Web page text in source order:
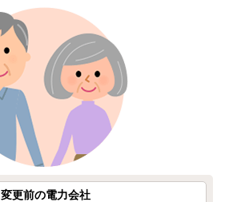
変更前の電力会社